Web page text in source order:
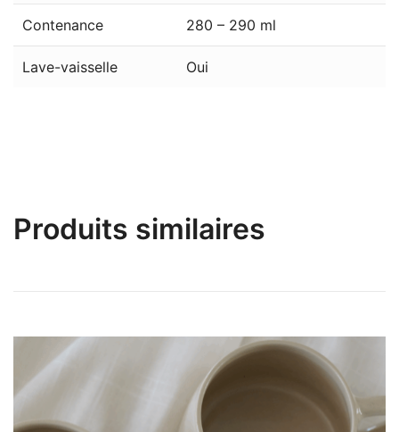
Contenance 280 – 290 ml
Lave-vaisselle Oui
Produits similaires